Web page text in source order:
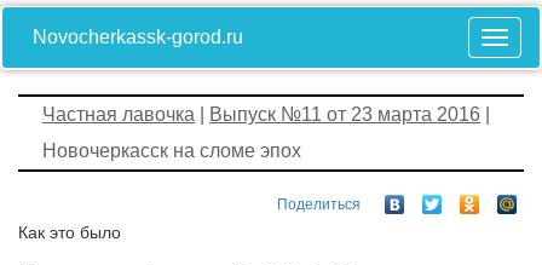
Novocherkassk-gorod.ru
Частная лавочка Выпуск №11 от 23 марта 2016
Новочеркасск на сломе эпох
Поделиться
Как это было